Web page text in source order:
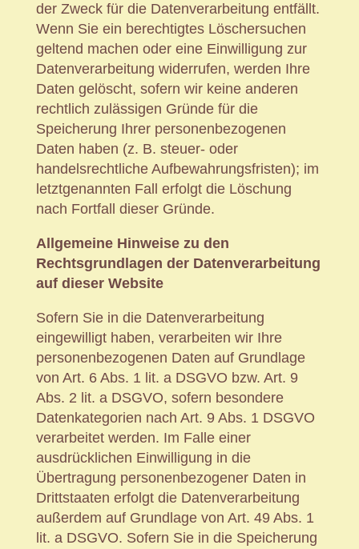
der Zweck für die Datenverarbeitung entfällt.
Wenn Sie ein berechtigtes Löschersuchen
geltend machen oder eine Einwilligung zur
Datenverarbeitung widerrufen, werden Ihre
Daten gelöscht, sofern wir keine anderen
rechtlich zulässigen Gründe für die
Speicherung Ihrer personenbezogenen
Daten haben (z. B. steuer- oder
handelsrechtliche Aufbewahrungsfristen); im
letztgenannten Fall erfolgt die Löschung
nach Fortfall dieser Gründe.
Allgemeine Hinweise zu den
Rechtsgrundlagen der Datenverarbeitung
auf dieser Website
Sofern Sie in die Datenverarbeitung
eingewilligt haben, verarbeiten wir Ihre
personenbezogenen Daten auf Grundlage
von Art. 6 Abs. 1 lit. a DSGVO bzw. Art. 9
Abs. 2 lit. a DSGVO, sofern besondere
Datenkategorien nach Art. 9 Abs. 1 DSGVO
verarbeitet werden. Im Falle einer
ausdrücklichen Einwilligung in die
Übertragung personenbezogener Daten in
Drittstaaten erfolgt die Datenverarbeitung
außerdem auf Grundlage von Art. 49 Abs. 1
lit. a DSGVO. Sofern Sie in die Speicherung